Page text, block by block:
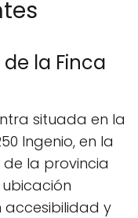
la Finca
situada en la
Ingenio, en la
la provincia
ubicación
y